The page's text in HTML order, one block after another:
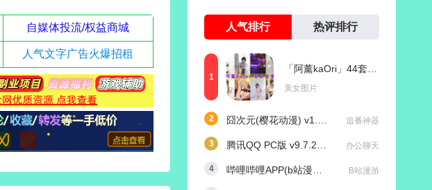
自媒体投流/权益商城
人气文字广告火爆招租
人气排行 热评排行
美女图片
追番神器
办公聊天
B站漫游